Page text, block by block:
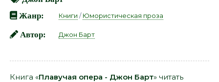
Жанр:
Книги /Юмористическая проза
Автор: Джон Барт
Книга «Плавучая опера - Джон Барт» читать